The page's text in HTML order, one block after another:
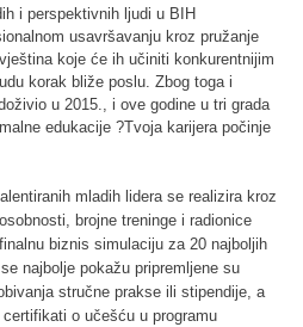
i perspektivnih ljudi u BIH
usavršavanju kroz pružanje
koje će ih učiniti konkurentnijim
korak bliže poslu. Zbog toga i
u 2015., i ove godine u tri grada
edukacije ?Tvoja karijera počinje
mladih lidera se realizira kroz
brojne treninge i radionice
biznis simulaciju za 20 najboljih
najbolje pokažu pripremljene su
stručne prakse ili stipendije, a
o učešću u programu